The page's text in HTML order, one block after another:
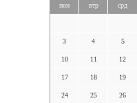
пон втр срд
3 4 5
10 11 12
17 18 19
24 25 26